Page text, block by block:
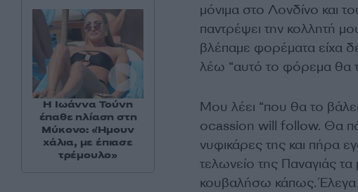
μόνιμα στο Λονδίνο και
παντρέψει την κολλητή
βλέπαμε φορέματα είχα
λέω “αυτό το φόρεμα θα
Μου λέει “που θα το
ocassion will follow. Θα
νυφικάρες της και πήρα
τελωνείο της Παναγιάς
κουβαλήσω κάπως. Έλεγα
Η Ιωάννα Τούνη
έπαθε ηλίαση στη
Μύκονο: «Ήμουν
χάλια, με έπιασε
τρέμουλο»